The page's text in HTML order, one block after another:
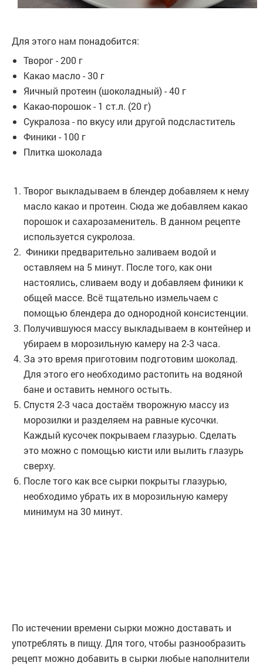
Для этого нам понадобится:
Творог - 200 г
Какао масло - 30 г
Яичный протеин (шоколадный) - 40 г
Какао-порошок - 1 ст.л. (20 г)
Сукралоза - по вкусу или другой подсластитель
Финики - 100 г
Плитка шоколада
Творог выкладываем в блендер добавляем к нему
масло какао и протеин. Сюда же добавляем какао
порошок и сахарозаменитель. В данном рецепте
используется сукролоза.
Финики предварительно заливаем водой и
оставляем на 5 минут. После того, как они
настоялись, сливаем воду и добавляем финики к
общей массе. Всё тщательно измельчаем с
помощью блендера до однородной консистенции.
Получившуюся массу выкладываем в контейнер и
убираем в морозильную камеру на 2-3 часа.
За это время приготовим подготовим шоколад.
Для этого его необходимо растопить на водяной
бане и оставить немного остыть.
Спустя 2-3 часа достаём творожную массу из
морозилки и разделяем на равные кусочки.
Каждый кусочек покрываем глазурью. Сделать
это можно с помощью кисти или вылить глазурь
сверху.
После того как все сырки покрыты глазурью,
необходимо убрать их в морозильную камеру
минимум на 30 минут.
По истечении времени сырки можно доставать и
употреблять в пищу. Для того, чтобы разнообразить
рецепт можно добавить в сырки любые наполнители